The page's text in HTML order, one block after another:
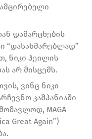
დამარცხების
“დასახმარებლად”
ნიკი ჰეილის
არ მისცემს.
ვინც ნიკი
კამპანიაში
MAGA
Great Again”)